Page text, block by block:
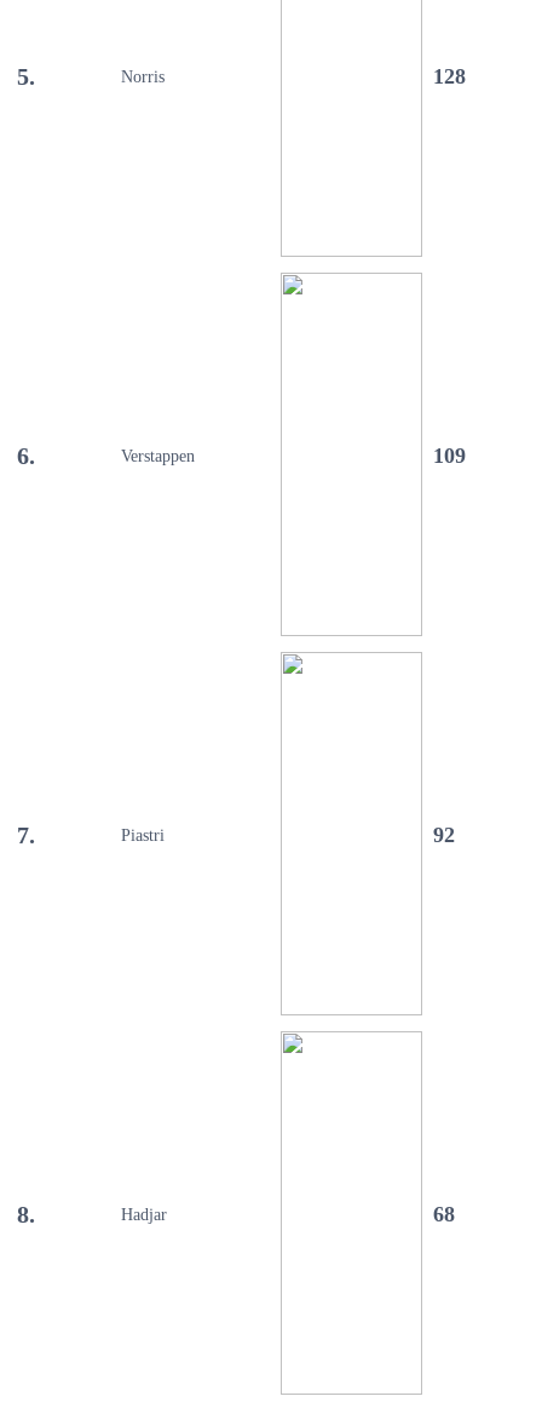
5. Norris 128
6. Verstappen 109
7. Piastri 92
8. Hadjar 68